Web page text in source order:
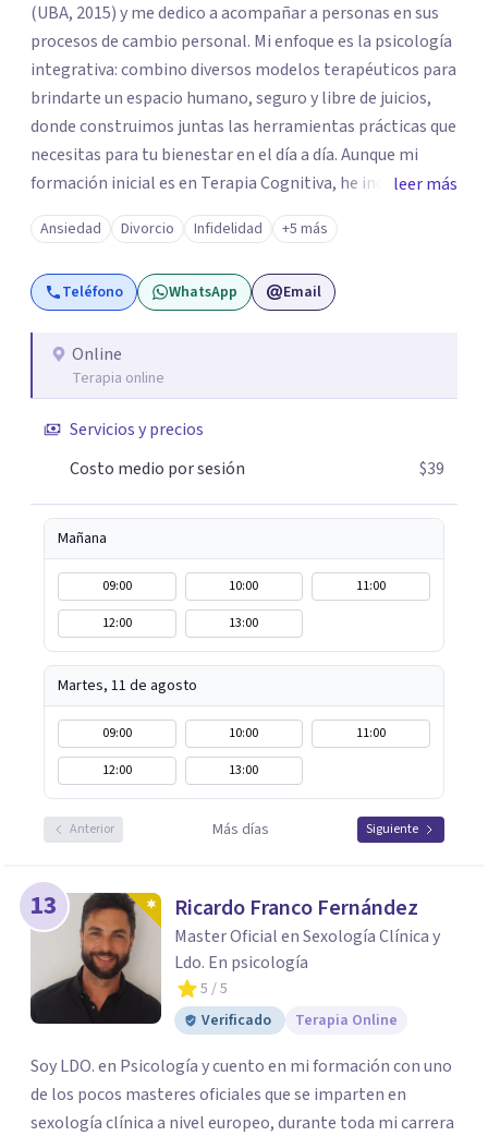
(UBA, 2015) y me dedico a acompañar a personas en sus
procesos de cambio personal. Mi enfoque es la psicología
integrativa: combino diversos modelos terapéuticos para
brindarte un espacio humano, seguro y libre de juicios,
donde construimos juntas las herramientas prácticas que
necesitas para tu bienestar en el día a día. Aunque mi
formación inicial es en Terapia Cognitiva, he incorporado
enfoques como el Mindfulness y la Terapia de Aceptación
y Compromiso (ACT), adaptando el tratamiento a tus
necesidades particulares. Mi trayectoria es internacional
(Argentina, Estados Unidos, Europa y Asia). Además,
conectando con la realidad de las islas. Mis servicios son
100% online y accesibles. Si buscas un espacio de escucha
leer más
Ansiedad Divorcio Infidelidad +5 más
Teléfono WhatsApp Email
Online
Terapia online
Servicios y precios
Costo medio por sesión
$39
Mañana
09:00 10:00
11:00
12:00
13:00
Martes, 11 de agosto
09:00 10:00
11:00
12:00
13:00
Anterior Más días Siguiente
13 Ricardo Franco Fernández
Master Oficial en Sexología Clínica y
Ldo. En psicología
5 / 5
Verificado
Terapia Online
Soy LDO. en Psicología y cuento en mi formación con uno
de los pocos masteres oficiales que se imparten en
sexología clínica a nivel europeo, durante toda mi carrera